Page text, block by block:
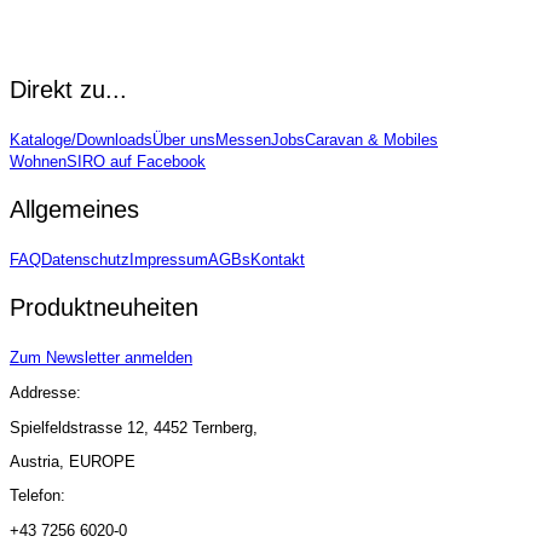
1
of
Direkt zu...
Kataloge/DownloadsÜber uns MessenJobsCaravan & Mobiles
WohnenSIRO auf Facebook
Allgemeines
FAQDatenschutz ImpressumAGBs Kontakt
Produktneuheiten
Zum Newsletter anmelden
Addresse:
Spielfeldstrasse 12, 4452 Ternberg,
Austria, EUROPE
Telefon:
+43 7256 6020-0